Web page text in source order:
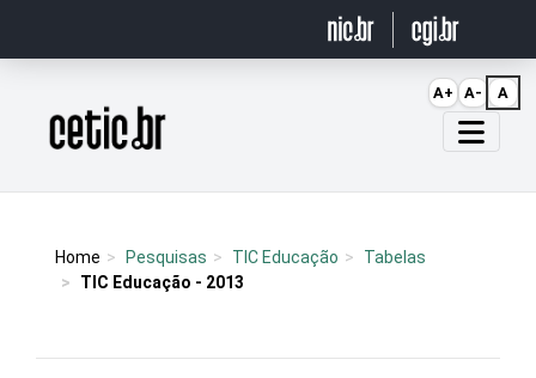
Página inicial
Home Pesquisas TIC Educação
Tabelas
TIC Educação - 2013
A+ A- A